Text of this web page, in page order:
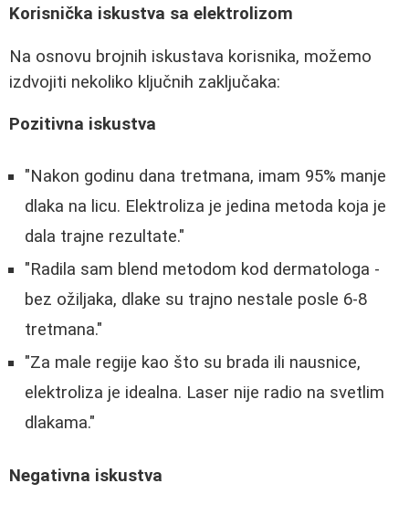
Korisnička iskustva sa elektrolizom
Na osnovu brojnih iskustava korisnika, možemo
izdvojiti nekoliko ključnih zaključaka:
Pozitivna iskustva
"Nakon godinu dana tretmana, imam 95% manje
dlaka na licu. Elektroliza je jedina metoda koja je
dala trajne rezultate."
"Radila sam blend metodom kod dermatologa -
bez ožiljaka, dlake su trajno nestale posle 6-8
tretmana."
"Za male regije kao što su brada ili nausnice,
elektroliza je idealna. Laser nije radio na svetlim
dlakama."
Negativna iskustva